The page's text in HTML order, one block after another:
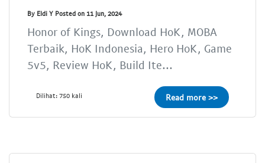
By Eldi Y Posted on 11 Jun, 2024
Honor of Kings, Download HoK, MOBA
Terbaik, HoK Indonesia, Hero HoK, Game
5v5, Review HoK, Build Ite...
Dilihat: 750 kali Read more >>